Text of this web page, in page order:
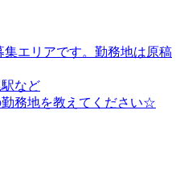
エリアです。勤務地は原稿
など
務地を教えてください☆